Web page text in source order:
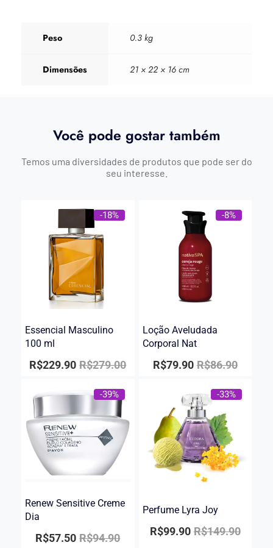
Peso 0.3 kg
Dimensões 21 × 22 × 16 cm
Você pode gostar também
Temos uma diversidades de produtos que pode ser do
seu interesse.
-18%
Essencial Masculino
100 ml
R$279.00
R$229.90
-8%
Loção Aveludada
Corporal Nat
R$86.90
R$79.90
-39%
Renew Sensitive Creme
Dia
R$94.90
R$57.50
-33%
Perfume Lyra Joy
R$149.90
R$99.90